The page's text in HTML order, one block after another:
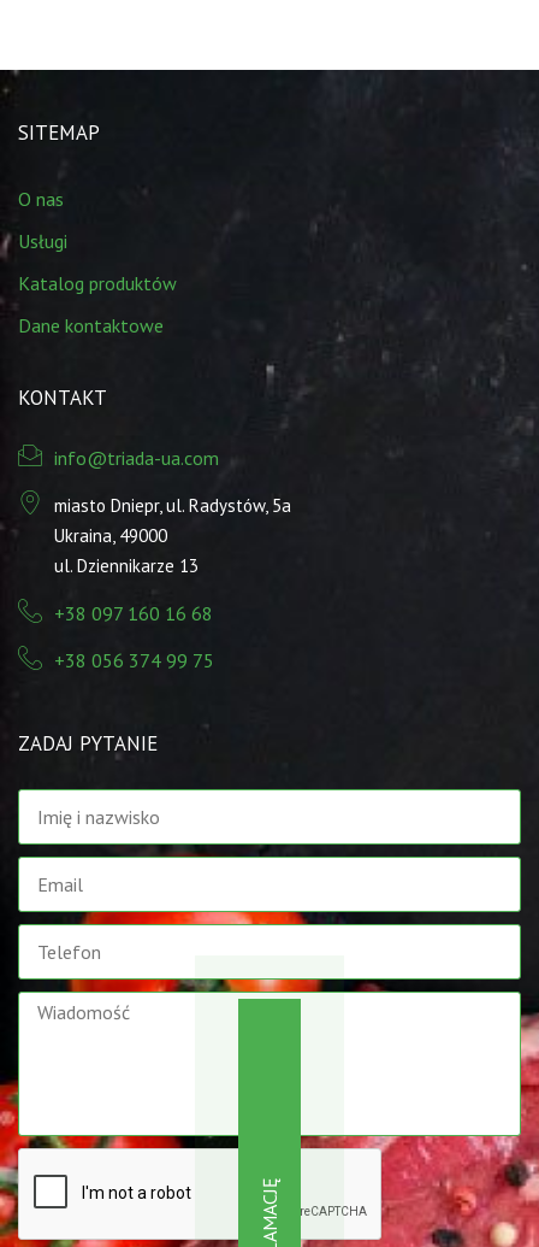
SITEMAP
O nas
Usługi
Katalog produktów
Dane kontaktowe
KONTAKT
info@triada-ua.com
miasto Dniepr, ul. Radystów, 5а
Ukraina, 49000
ul. Dziennikarze 13
+38 097 160 16 68
+38 056 374 99 75
ZADAJ PYTANIE